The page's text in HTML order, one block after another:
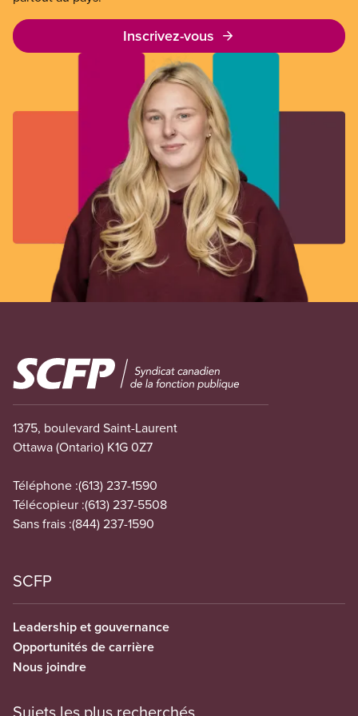
Inscrivez-vous
Image
1375, boulevard Saint-Laurent
Ottawa (Ontario) K1G 0Z7
Téléphone :(613) 237-1590
Télécopieur :(613) 237-5508
Sans frais :(844) 237-1590
SCFP
Leadership et gouvernance
Opportunités de carrière
Nous joindre